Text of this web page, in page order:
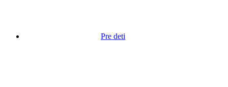
Pre deti